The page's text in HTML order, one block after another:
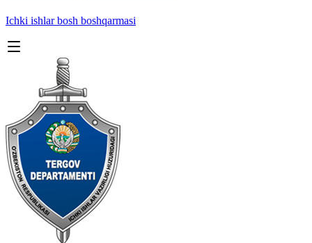
Ichki ishlar bosh boshqarmasi